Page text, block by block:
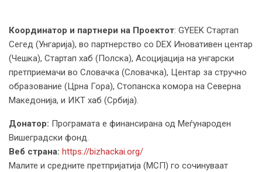
Координатор и партнери на Проектот: GYEEK Стартап
Сегед (Унгарија), во партнерство со DEX Иновативен центар
(Чешка), Стартап хаб (Полска), Асоцијација на унгарски
претприемачи во Словачка (Словачка), Центар за стручно
образование (Црна Гора), Стопанска комора на Северна
Македонија, и ИКТ хаб (Србија).
Донатор: Програмата е финансирана од Меѓународен
Вишеградски фонд.
Веб страна: https://bizhackai.org/
Малите и средните претпријатија (МСП) го сочинуваат